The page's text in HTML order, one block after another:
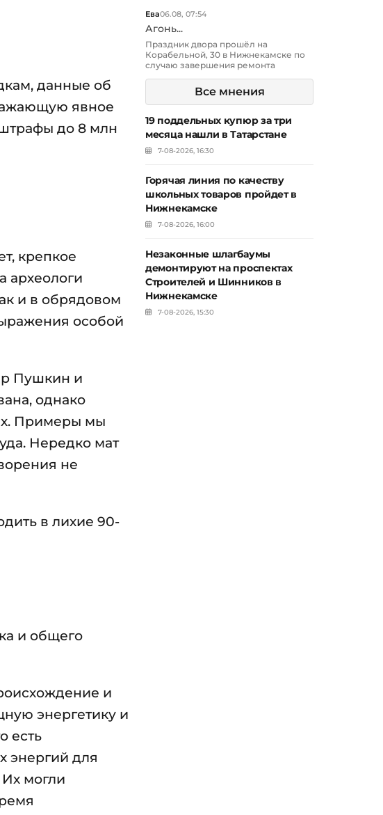
данные об
явное
до 8 млн
крепкое
археологи
и в обрядовом
особой
Пушкин и
однако
Примеры мы
Нередко мат
не
в лихие 90-
и общего
и
энергетику и
есть
энергий для
могли
Ева06.08, 07:54
Агонь...
Праздник двора прошёл на
Корабельной, 30 в Нижнекамске по
случаю завершения ремонта
Все мнения
19 поддельных купюр за три
месяца нашли в Татарстане
7-08-2026, 16:30
Горячая линия по качеству
школьных товаров пройдет в
Нижнекамске
7-08-2026, 16:00
Незаконные шлагбаумы
демонтируют на проспектах
Строителей и Шинников в
Нижнекамске
7-08-2026, 15:30